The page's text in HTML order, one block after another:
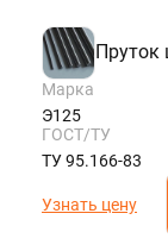
Пруток
Марка
Э125
ГОСТ/ТУ
ТУ 95.166-83
Узнать цену